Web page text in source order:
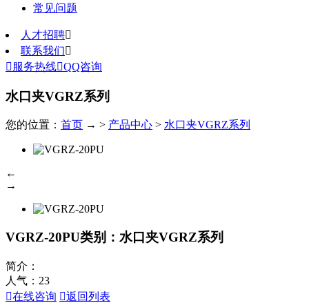
常见问题
人才招聘
联系我们
 服务热线QQ咨询
水口夹VGRZ系列
您的位置： 首页 → > 产品中心 > 水口夹VGRZ系列
←
→
VGRZ-20PU类别：水口夹VGRZ系列
简介：
人气： 23
在线咨询 返回列表